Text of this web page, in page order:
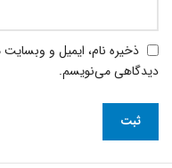
ذخیره نام، ایمیل و وبسایت
دیدگاهی می‌نویسم.